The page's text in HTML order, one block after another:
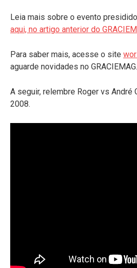
Leia mais sobre o evento
aqui, no artigo anterior do
Para saber mais, acesse o site
aguarde novidades no
A seguir, relembre Roger vs André
2008.